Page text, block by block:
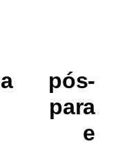
pós-
para
e